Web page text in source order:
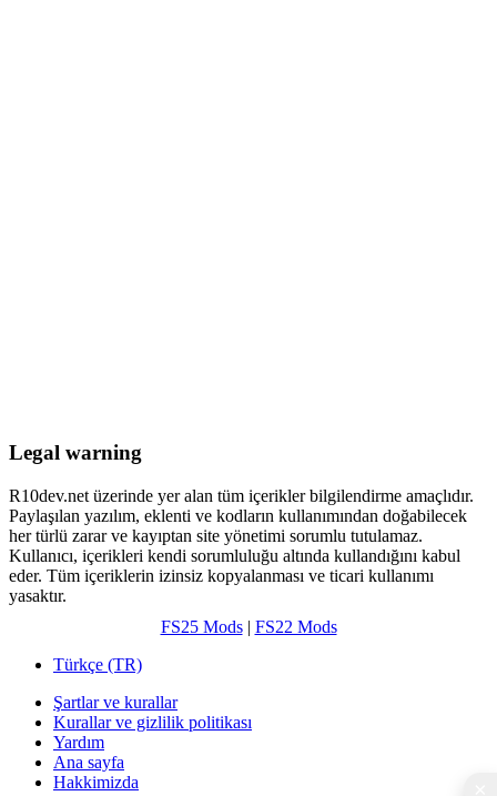
Legal warning
R10dev.net üzerinde yer alan tüm içerikler bilgilendirme amaçlıdır.
Paylaşılan yazılım, eklenti ve kodların kullanımından doğabilecek
her türlü zarar ve kayıptan site yönetimi sorumlu tutulamaz.
Kullanıcı, içerikleri kendi sorumluluğu altında kullandığını kabul
eder. Tüm içeriklerin izinsiz kopyalanması ve ticari kullanımı
yasaktır.
FS25 Mods| FS22 Mods
Türkçe (TR)
Şartlar ve kurallar
Kurallar ve gizlilik politikası
Yardım
Ana sayfa
Hakkimizda